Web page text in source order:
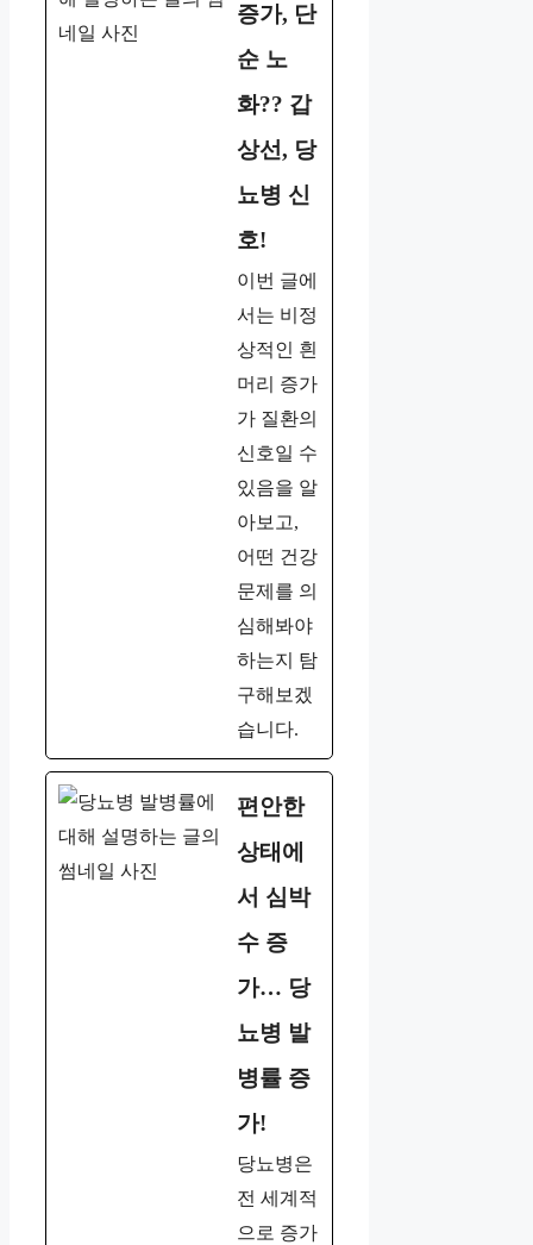
증가, 단
순 노
화?? 갑
상선, 당
뇨병 신
호!
이번 글에
서는 비정
상적인 흰
머리 증가
가 질환의
신호일 수
있음을 알
아보고,
어떤 건강
문제를 의
심해봐야
하는지 탐
구해보겠
습니다.
편안한
상태에
서 심박
수 증
가… 당
뇨병 발
병률 증
가!
당뇨병은
전 세계적
으로 증가